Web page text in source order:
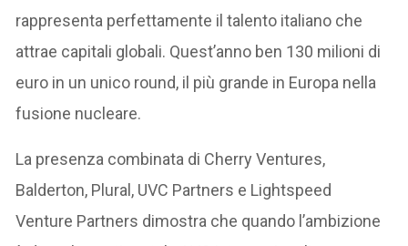
rappresenta perfettamente il talento italiano che
attrae capitali globali. Quest’anno ben 130 milioni di
euro in un unico round, il più grande in Europa nella
fusione nucleare.
La presenza combinata di Cherry Ventures,
Balderton, Plural, UVC Partners e Lightspeed
Venture Partners dimostra che quando l’ambizione